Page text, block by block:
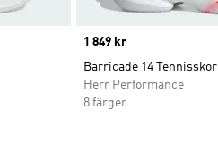
Price
1 849 kr
Barricade 14 Tennisskor
Herr Performance
8 färger